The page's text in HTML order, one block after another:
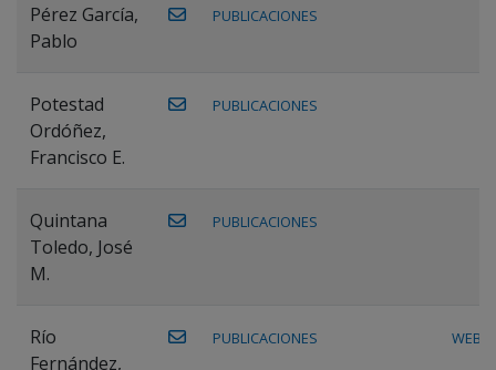
Pérez García,
Pablo
PUBLICACIONES
Potestad
Ordóñez,
Francisco E.
PUBLICACIONES
Quintana
Toledo, José
M.
PUBLICACIONES
Río
Fernández,
PUBLICACIONES WEB